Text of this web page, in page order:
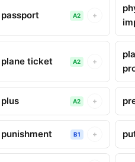
passport A2 +
plane ticket A2 +
plus A2 +
punishment B1 +